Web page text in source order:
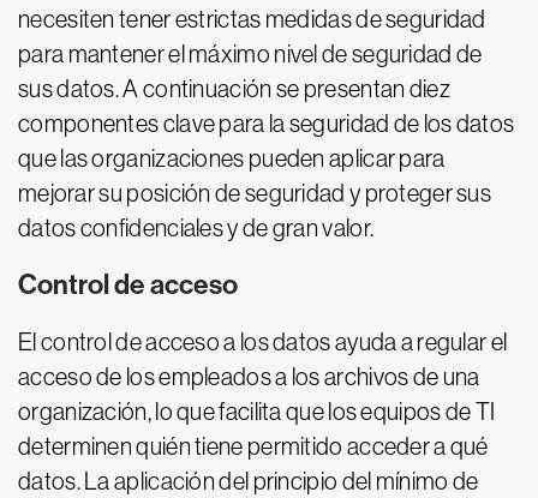
necesiten tener estrictas medidas de seguridad
para mantener el máximo nivel de seguridad de
sus datos. A continuación se presentan diez
componentes clave para la seguridad de los datos
que las organizaciones pueden aplicar para
mejorar su posición de seguridad y proteger sus
datos confidenciales y de gran valor.
Control de acceso
El control de acceso a los datos ayuda a regular el
acceso de los empleados a los archivos de una
organización, lo que facilita que los equipos de TI
determinen quién tiene permitido acceder a qué
datos. La aplicación del principio del mínimo de